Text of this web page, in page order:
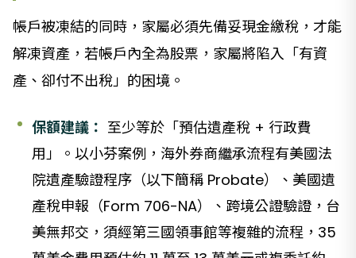
帳戶被凍結的同時，家屬必須先備妥現金繳稅，才能
解凍資產，若帳戶內全為股票，家屬將陷入「有資
產、卻付不出稅」的困境。
保額建議： 至少等於「預估遺產稅 + 行政費
用」。以小芬案例，海外券商繼承流程有美國法
院遺產驗證程序（以下簡稱 Probate）、美國遺
產稅申報（Form 706-NA）、跨境公證驗證，台
美無邦交，須經第三國領事館等複雜的流程，35